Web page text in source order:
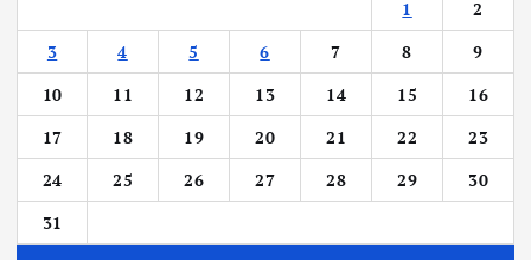
1
2
3
4 5 6 7 8
9
10
11 12 13 14 15
16
17
18 19 20 21 22
23
24
25 26 27 28 29
30
31